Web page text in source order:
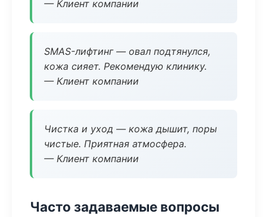
— Клиент компании
SMAS-лифтинг — овал подтянулся,
кожа сияет. Рекомендую клинику.
— Клиент компании
Чистка и уход — кожа дышит, поры
чистые. Приятная атмосфера.
— Клиент компании
Часто задаваемые вопросы